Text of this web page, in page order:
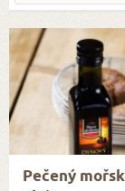
Pečený